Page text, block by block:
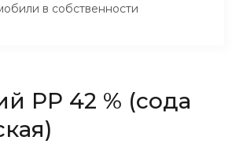
в собственности
РР 42 % (сода